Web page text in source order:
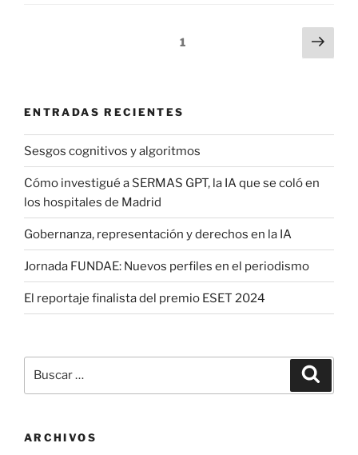
Página1
ENTRADAS RECIENTES
Sesgos cognitivos y algoritmos
Cómo investigué a SERMAS GPT, la IA que se coló en
los hospitales de Madrid
Gobernanza, representación y derechos en la IA
Jornada FUNDAE: Nuevos perfiles en el periodismo
El reportaje finalista del premio ESET 2024
por:
ARCHIVOS